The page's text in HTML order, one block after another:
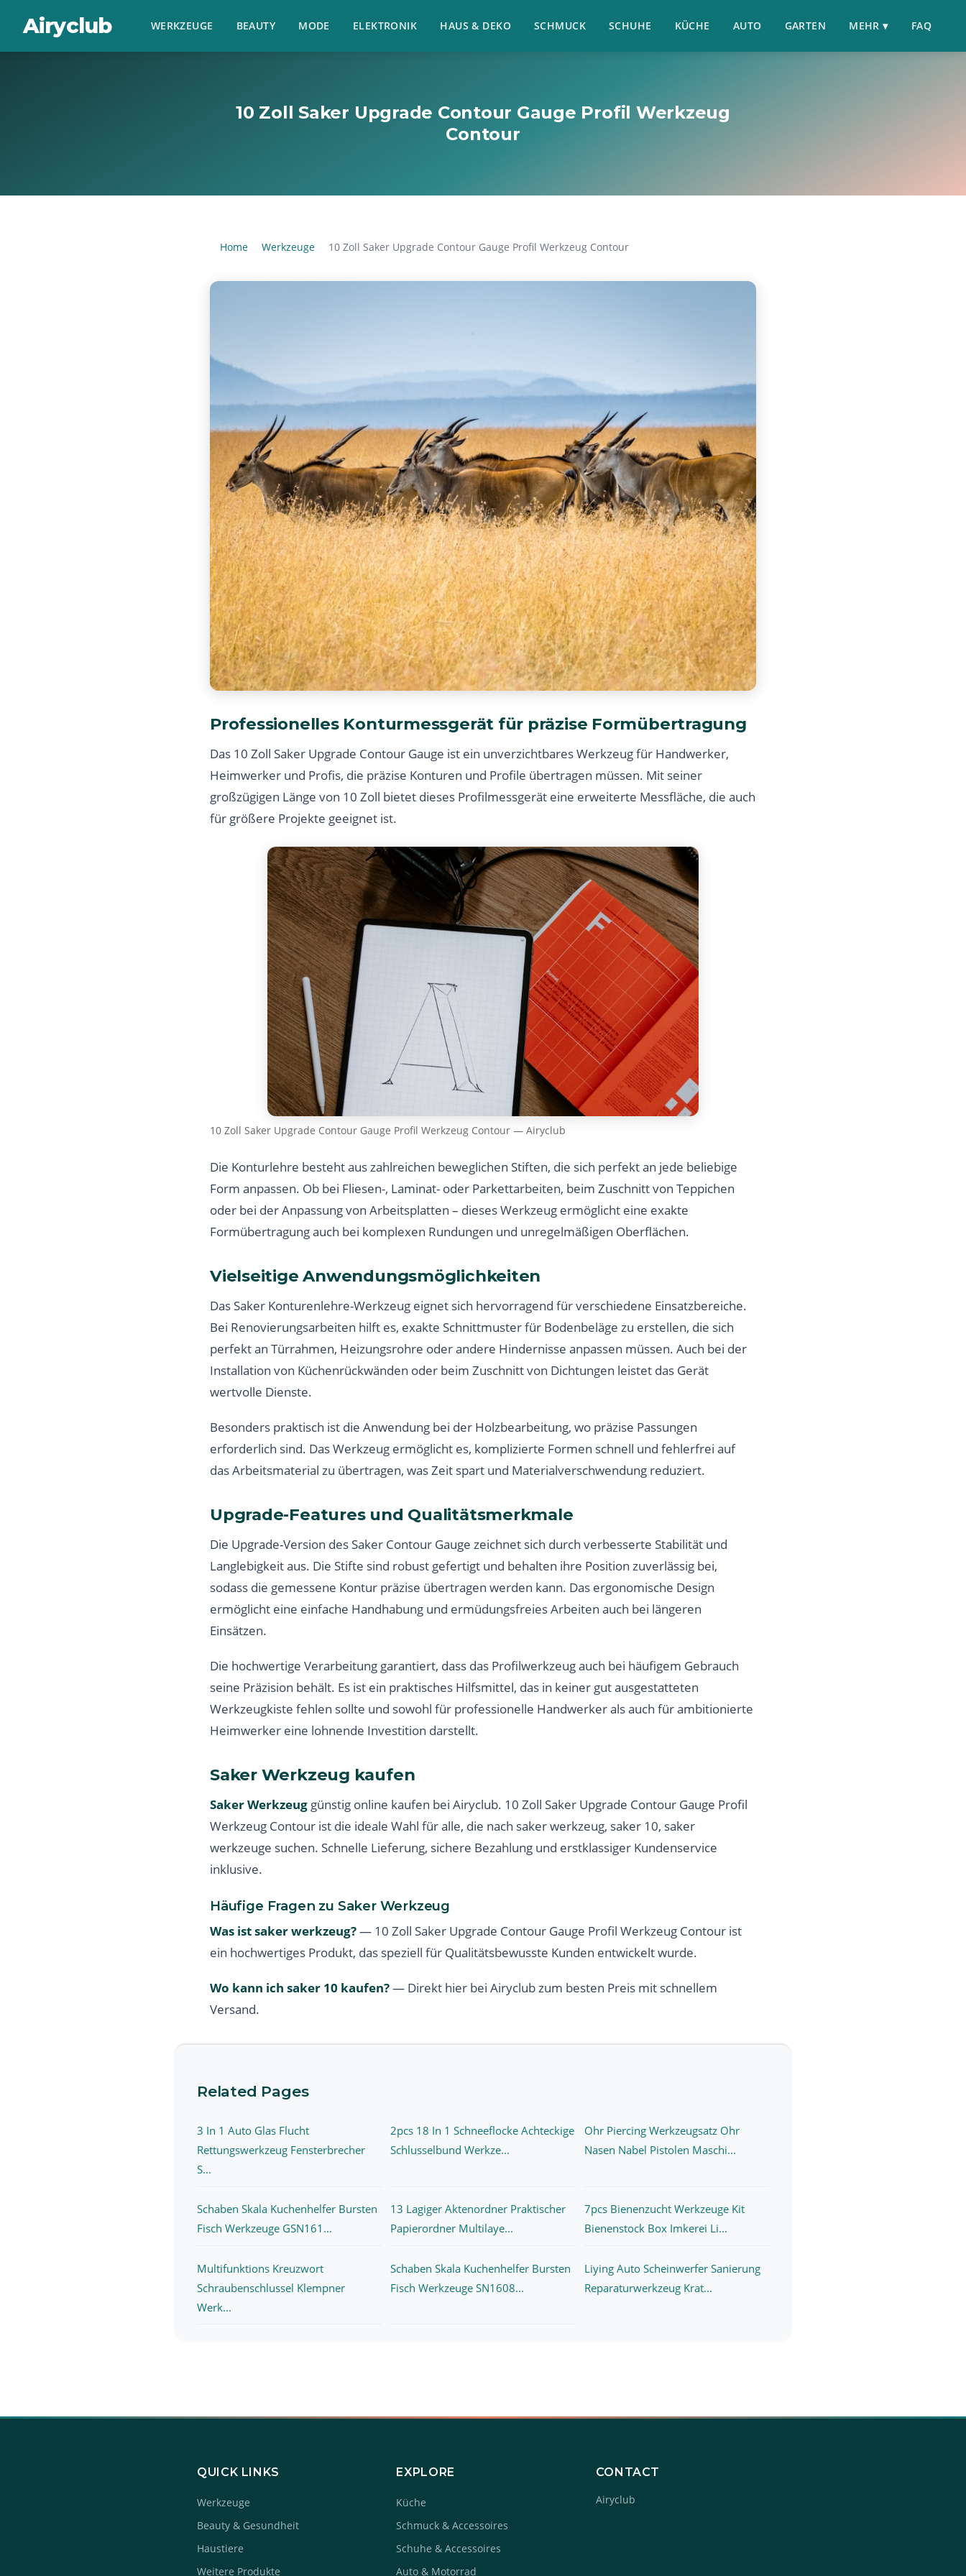
Airyclub WERKZEUGE BEAUTY MODE ELEKTRONIK HAUS & DEKO SCHMUCK SCHUHE KÜCHE AUTO GARTEN MEHR ▾ FAQ
10 Zoll Saker Upgrade Contour Gauge Profil Werkzeug
Contour
Home Werkzeuge 10 Zoll Saker Upgrade Contour Gauge Profil Werkzeug Contour
Professionelles Konturmessgerät für präzise Formübertragung
Das 10 Zoll Saker Upgrade Contour Gauge ist ein unverzichtbares Werkzeug für Handwerker,
Heimwerker und Profis, die präzise Konturen und Profile übertragen müssen. Mit seiner
großzügigen Länge von 10 Zoll bietet dieses Profilmessgerät eine erweiterte Messfläche, die auch
für größere Projekte geeignet ist.
10 Zoll Saker Upgrade Contour Gauge Profil Werkzeug Contour — Airyclub
Die Konturlehre besteht aus zahlreichen beweglichen Stiften, die sich perfekt an jede beliebige
Form anpassen. Ob bei Fliesen-, Laminat- oder Parkettarbeiten, beim Zuschnitt von Teppichen
oder bei der Anpassung von Arbeitsplatten – dieses Werkzeug ermöglicht eine exakte
Formübertragung auch bei komplexen Rundungen und unregelmäßigen Oberflächen.
Vielseitige Anwendungsmöglichkeiten
Das Saker Konturenlehre-Werkzeug eignet sich hervorragend für verschiedene Einsatzbereiche.
Bei Renovierungsarbeiten hilft es, exakte Schnittmuster für Bodenbeläge zu erstellen, die sich
perfekt an Türrahmen, Heizungsrohre oder andere Hindernisse anpassen müssen. Auch bei der
Installation von Küchenrückwänden oder beim Zuschnitt von Dichtungen leistet das Gerät
wertvolle Dienste.
Besonders praktisch ist die Anwendung bei der Holzbearbeitung, wo präzise Passungen
erforderlich sind. Das Werkzeug ermöglicht es, komplizierte Formen schnell und fehlerfrei auf
das Arbeitsmaterial zu übertragen, was Zeit spart und Materialverschwendung reduziert.
Upgrade-Features und Qualitätsmerkmale
Die Upgrade-Version des Saker Contour Gauge zeichnet sich durch verbesserte Stabilität und
Langlebigkeit aus. Die Stifte sind robust gefertigt und behalten ihre Position zuverlässig bei,
sodass die gemessene Kontur präzise übertragen werden kann. Das ergonomische Design
ermöglicht eine einfache Handhabung und ermüdungsfreies Arbeiten auch bei längeren
Einsätzen.
Die hochwertige Verarbeitung garantiert, dass das Profilwerkzeug auch bei häufigem Gebrauch
seine Präzision behält. Es ist ein praktisches Hilfsmittel, das in keiner gut ausgestatteten
Werkzeugkiste fehlen sollte und sowohl für professionelle Handwerker als auch für ambitionierte
Heimwerker eine lohnende Investition darstellt.
Saker Werkzeug kaufen
Saker Werkzeug günstig online kaufen bei Airyclub. 10 Zoll Saker Upgrade Contour Gauge Profil
Werkzeug Contour ist die ideale Wahl für alle, die nach saker werkzeug, saker 10, saker
werkzeuge suchen. Schnelle Lieferung, sichere Bezahlung und erstklassiger Kundenservice
inklusive.
Häufige Fragen zu Saker Werkzeug
Was ist saker werkzeug?— 10 Zoll Saker Upgrade Contour Gauge Profil Werkzeug Contour ist
ein hochwertiges Produkt, das speziell für Qualitätsbewusste Kunden entwickelt wurde.
Wo kann ich saker 10 kaufen?— Direkt hier bei Airyclub zum besten Preis mit schnellem
Versand.
Related Pages
3 In 1 Auto Glas Flucht
Rettungswerkzeug Fensterbrecher
S...
2pcs 18 In 1 Schneeflocke Achteckige
Schlusselbund Werkze...
Ohr Piercing Werkzeugsatz Ohr
Nasen Nabel Pistolen Maschi...
Schaben Skala Kuchenhelfer Bursten
Fisch Werkzeuge GSN161...
13 Lagiger Aktenordner Praktischer
Papierordner Multilaye...
7pcs Bienenzucht Werkzeuge Kit
Bienenstock Box Imkerei Li...
Multifunktions Kreuzwort
Schraubenschlussel Klempner
Werk...
Schaben Skala Kuchenhelfer Bursten
Fisch Werkzeuge SN1608...
Liying Auto Scheinwerfer Sanierung
Reparaturwerkzeug Krat...
QUICK LINKS
Werkzeuge
Beauty & Gesundheit
Haustiere
Weitere Produkte
EXPLORE
Küche
Schmuck & Accessoires
Schuhe & Accessoires
Auto & Motorrad
CONTACT
Airyclub